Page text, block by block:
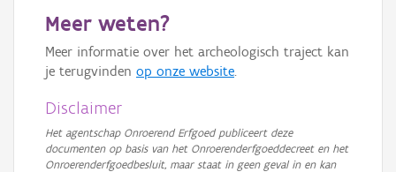
Meer weten?
Meer informatie over het archeologisch traject kan
je terugvinden op onze website.
Disclaimer
Het agentschap Onroerend Erfgoed publiceert deze
documenten op basis van het Onroerenderfgoeddecreet en het
Onroerenderfgoedbesluit, maar staat in geen geval in en kan